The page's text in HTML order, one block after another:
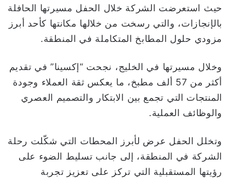
حيث استعرضت الشركة خلال الحفل مسيرتها الحافلة
بالإنجازات، والتي رسخت من خلالها مكانتها كأحد أبرز
مزودي حلول المطابخ المتكاملة في المنطقة.
وخلال مسيرتها في الخليج، نجحت “إكسينا” في تقديم
أكثر من 57 ألف مطبخ، ما يعكس ثقة العملاء وجودة
المنتجات التي تجمع بين الابتكار والتصميم العصري
والوظائف العملية.
وتخلل الحفل عرض لأبرز المحطات التي شكّلت رحلة
الشركة في المنطقة، إلى جانب تسليط الضوء على
رؤيتها المستقبلية التي تركز على تعزيز تجربة